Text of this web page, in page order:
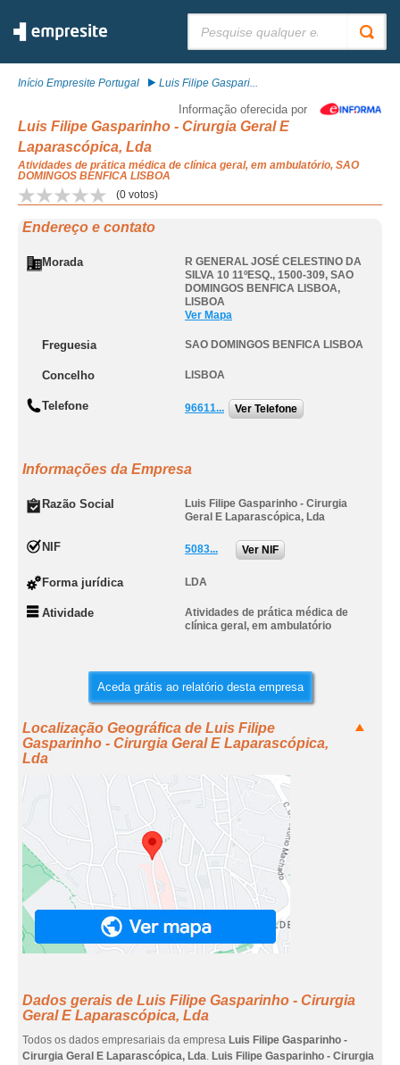
Início Empresite Portugal Luis Filipe Gaspari...
Informação oferecida por
Luis Filipe Gasparinho - Cirurgia Geral E
Laparascópica, Lda
Atividades de prática médica de clínica geral, em ambulatório, SAO
DOMINGOS BENFICA LISBOA
(0 votos)
Endereço e contato
Morada
R GENERAL JOSÉ CELESTINO DA
SILVA 10 11ºESQ., 1500-309, SAO
DOMINGOS BENFICA LISBOA,
LISBOA
Ver Mapa
Freguesia SAO DOMINGOS BENFICA LISBOA
Concelho LISBOA
Telefone 96611... Ver Telefone
Informações da Empresa
Razão Social
Luis Filipe Gasparinho - Cirurgia
Geral E Laparascópica, Lda
NIF 5083... Ver NIF
Forma jurídica LDA
Atividade
Atividades de prática médica de
clínica geral, em ambulatório
Aceda grátis ao relatório desta empresa
Localização Geográfica de Luis Filipe
Gasparinho - Cirurgia Geral E Laparascópica,
Lda
Dados gerais de Luis Filipe Gasparinho - Cirurgia
Geral E Laparascópica, Lda
Todos os dados empresariais da empresa Luis Filipe Gasparinho -
Cirurgia Geral E Laparascópica, Lda. Luis Filipe Gasparinho - Cirurgia